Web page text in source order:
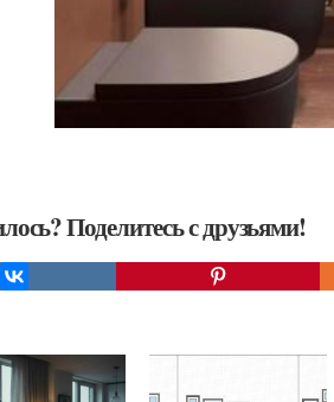
Поделитесь с друзьями!